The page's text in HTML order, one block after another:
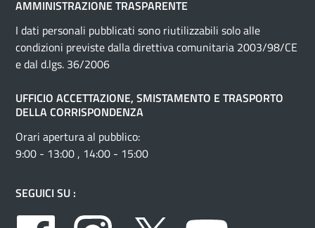
AMMINISTRAZIONE TRASPARENTE
I dati personali pubblicati sono riutilizzabili solo alle
condizioni previste dalla direttiva comunitaria 2003/98/CE
e dal d.lgs. 36/2006
UFFICIO ACCETTAZIONE, SMISTAMENTO E TRASPORTO
DELLA CORRISPONDENZA
Orari apertura al pubblico:
9:00 - 13:00 , 14:00 - 15:00
SEGUICI SU :
Facebook
Instagram Twitter